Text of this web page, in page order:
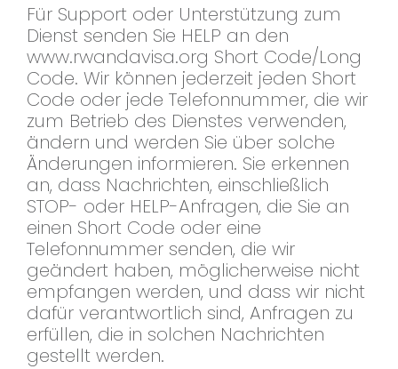
Für Support oder Unterstützung zum
Dienst senden Sie HELP an den
www.rwandavisa.org Short Code/Long
Code. Wir können jederzeit jeden Short
Code oder jede Telefonnummer, die wir
zum Betrieb des Dienstes verwenden,
ändern und werden Sie über solche
Änderungen informieren. Sie erkennen
an, dass Nachrichten, einschließlich
STOP- oder HELP-Anfragen, die Sie an
einen Short Code oder eine
Telefonnummer senden, die wir
geändert haben, möglicherweise nicht
empfangen werden, und dass wir nicht
dafür verantwortlich sind, Anfragen zu
erfüllen, die in solchen Nachrichten
gestellt werden.